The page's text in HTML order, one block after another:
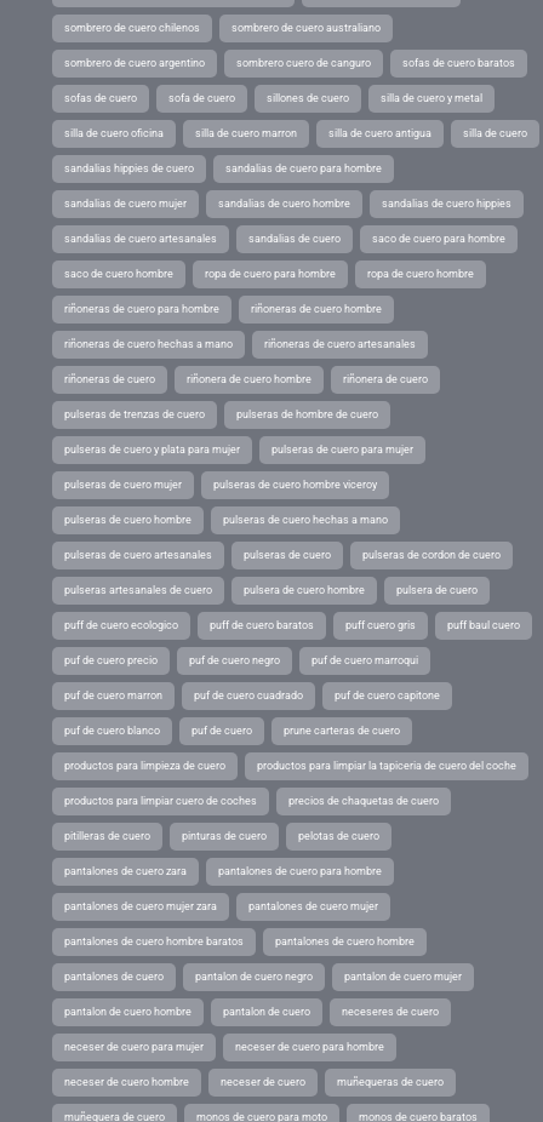
sombrero de cuero chilenos sombrero de cuero australiano
sombrero de cuero argentino sombrero cuero de canguro sofas de cuero baratos
sofas de cuero sofa de cuero sillones de cuero silla de cuero y metal
silla de cuero oficina silla de cuero marron silla de cuero antigua silla de cuero
sandalias hippies de cuero sandalias de cuero para hombre
sandalias de cuero mujer sandalias de cuero hombre sandalias de cuero hippies
sandalias de cuero artesanales sandalias de cuero saco de cuero para hombre
saco de cuero hombre ropa de cuero para hombre ropa de cuero hombre
riñoneras de cuero para hombre riñoneras de cuero hombre
riñoneras de cuero hechas a mano riñoneras de cuero artesanales
riñoneras de cuero riñonera de cuero hombre riñonera de cuero
pulseras de trenzas de cuero pulseras de hombre de cuero
pulseras de cuero y plata para mujer pulseras de cuero para mujer
pulseras de cuero mujer pulseras de cuero hombre viceroy
pulseras de cuero hombre pulseras de cuero hechas a mano
pulseras de cuero artesanales pulseras de cuero pulseras de cordon de cuero
pulseras artesanales de cuero pulsera de cuero hombre pulsera de cuero
puff de cuero ecologico puff de cuero baratos puff cuero gris puff baul cuero
puf de cuero precio puf de cuero negro puf de cuero marroqui
puf de cuero marron puf de cuero cuadrado puf de cuero capitone
puf de cuero blanco puf de cuero prune carteras de cuero
productos para limpieza de cuero productos para limpiar la tapiceria de cuero del coche
productos para limpiar cuero de coches precios de chaquetas de cuero
pitilleras de cuero pinturas de cuero pelotas de cuero
pantalones de cuero zara pantalones de cuero para hombre
pantalones de cuero mujer zara pantalones de cuero mujer
pantalones de cuero hombre baratos pantalones de cuero hombre
pantalones de cuero pantalon de cuero negro pantalon de cuero mujer
pantalon de cuero hombre pantalon de cuero neceseres de cuero
neceser de cuero para mujer neceser de cuero para hombre
neceser de cuero hombre neceser de cuero muñequeras de cuero
muñequera de cuero monos de cuero para moto monos de cuero baratos